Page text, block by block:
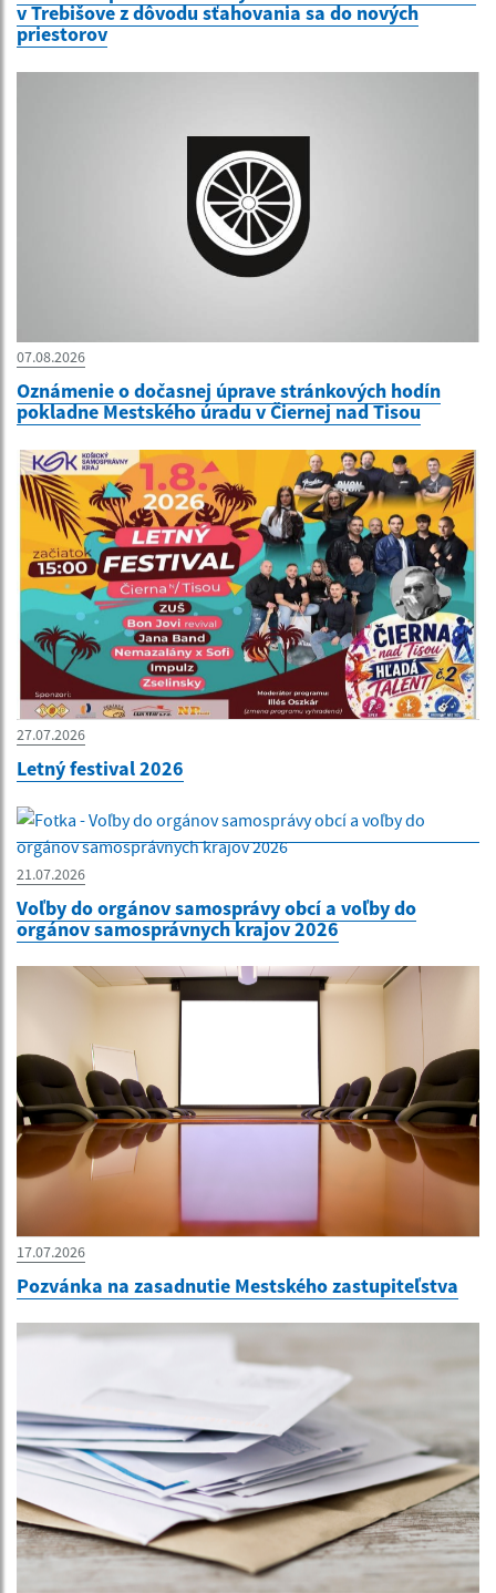
v Trebišove z dôvodu sťahovania sa do nových
priestorov
07.08.2026
Oznámenie o dočasnej úprave stránkových hodín
pokladne Mestského úradu v Čiernej nad Tisou
27.07.2026
Letný festival 2026
21.07.2026
Voľby do orgánov samosprávy obcí a voľby do
orgánov samosprávnych krajov 2026
17.07.2026
Pozvánka na zasadnutie Mestského zastupiteľstva